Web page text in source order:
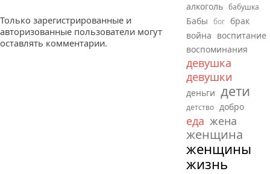
Только зарегистрированные и
авторизованные пользователи могут
оставлять комментарии.
алкоголь бабушка
Бабы бог брак
война воспитание
воспоминания
девушка
девушки
деньги дети
детство добро
еда жена
женщина
женщины
жизнь